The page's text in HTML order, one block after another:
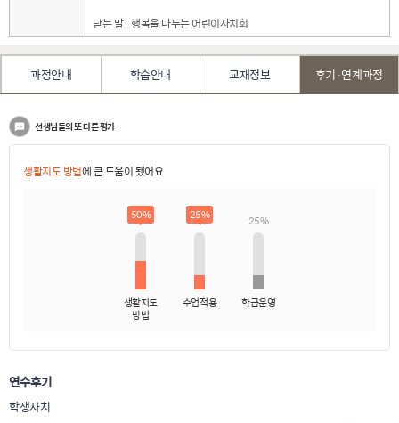
닫는 말_ 행복을 나누는 어린이자치회
과정안내 학습안내 교재정보 후기·연계과정
선생님들의 또 다른 평가
생활지도 방법에 큰 도움이 됐어요
50%
생활지도
방법
25%
수업적용
25%
학급운영
연수후기
학생자치